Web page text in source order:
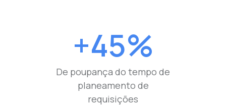
+45%
De poupança do tempo de
planeamento de
requisições